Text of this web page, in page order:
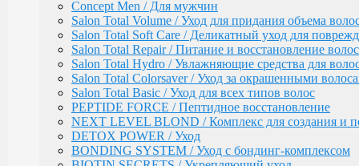
Перманентная крем-краска для волос Ambient
Специальные оттенки для блондинок
Специальные оттенки для седых волос
Корректоры AMBIENT
Основные оттенки AMBIENT
Средства для обесцвечивания волос / Ambient
Крем-окислитель / Ambient
Перманентная крем-краска для волос /
Корректоры
Специальные оттенки для седых волос
Специальные оттенки - SPECIAL
Concept Men / Для мужчин
Salon Total Volume / Уход для придания объема
Salon Total Soft Care / Деликатный уход для
Salon Total Repair / Питание и восстановление волос
Salon Total Hydro / Увлажняющие средства для
Salon Total Colorsaver / Уход за окрашенными
Salon Total Basic / Уход для всех типов волос
PEPTIDE FORCE / Пептидное восстановление
NEXT LEVEL BLOND / Комплекс для создания и
DETOX POWER / Уход
BONDING SYSTEM / Уход с бондинг-комплексом